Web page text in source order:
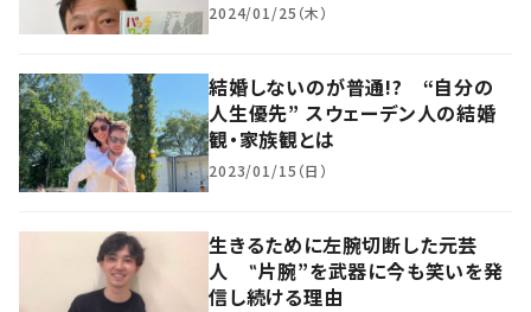
2024/01/25（木）
結婚しないのが普通!? “自分の
人生優先” スウェーデン人の結婚
観・家族観とは
2023/01/15（日）
生きるために左腕切断した元芸
人 ‟片腕”を武器に今も笑いを発
信し続ける理由